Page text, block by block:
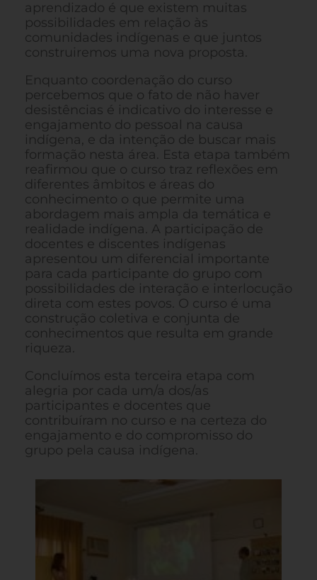
aprendizado é que existem muitas
possibilidades em relação às
comunidades indígenas e que juntos
construiremos uma nova proposta.
Enquanto coordenação do curso
percebemos que o fato de não haver
desistências é indicativo do interesse e
engajamento do pessoal na causa
indígena, e da intenção de buscar mais
formação nesta área. Esta etapa também
reafirmou que o curso traz reflexões em
diferentes âmbitos e áreas do
conhecimento o que permite uma
abordagem mais ampla da temática e
realidade indígena. A participação de
docentes e discentes indígenas
apresentou um diferencial importante
para cada participante do grupo com
possibilidades de interação e interlocução
direta com estes povos. O curso é uma
construção coletiva e conjunta de
conhecimentos que resulta em grande
riqueza.
Concluímos esta terceira etapa com
alegria por cada um/a dos/as
participantes e docentes que
contribuíram no curso e na certeza do
engajamento e do compromisso do
grupo pela causa indígena.